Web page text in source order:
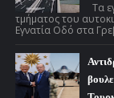
Τα
τμήματος του
Εγνατία Οδό στα